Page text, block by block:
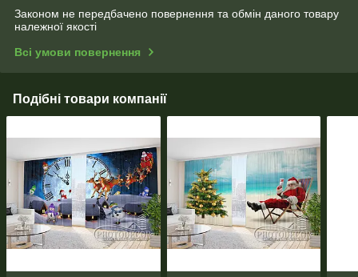
Законом не передбачено повернення та обмін даного товару
належної якості
Всі умови повернення
Подібні товари компанії